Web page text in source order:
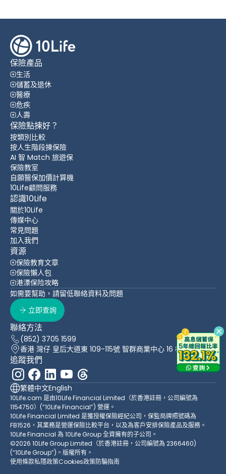
保險產品
生活
儲蓄及退休
醫療
危疾
人壽
保險點揀好？
按類別比較
按人生階段揀保險
AI 智 Match 旅遊保
保險教室
自願醫保加價計算機
10Life顧問服務
認識10Life
關於10Life
傳媒中心
常見問題
加入我們
資源
保險教育文章
保險懶人包
港漂保险攻略
如需要幫助，請留低聯絡資料及問題
立即查詢
聯絡方法
(852) 3705 1599
香港 灣仔 皇后大道東 109-115號 智群商業中心 16 樓
追蹤我們
繁體中文English
10Life.com 是由10Life Financial Limited（於香港註冊，公司編號為
1154750）(“10Life Financial”) 營運。
10Life Financial Limited 是獲授權保險經紀公司，保監局牌照號碼為
FB1526，其業務是營運保險比較平台，以及為客戶安排保險產品及服務。
10Life Financial 為 10Life Group 全資擁有的子公司。
©2026 10Life Group Limited（於香港註冊，公司編號為 2366460)
(“10Life Group”)。版權所有。
使用條款私隱政策Cookies政策防騙指南